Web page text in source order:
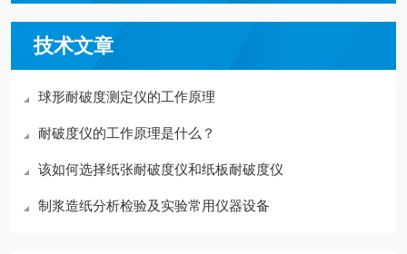
技术文章
球形耐破度测定仪的工作原理
耐破度仪的工作原理是什么？
该如何选择纸张耐破度仪和纸板耐破度仪
制浆造纸分析检验及实验常用仪器设备